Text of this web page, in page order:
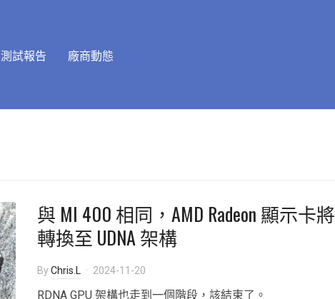
測試報告 廠商動態
與 MI 400 相同，AMD Radeon 顯示卡將
轉換至 UDNA 架構
ByChris.L 2024-11-20
RDNA GPU 架構也走到一個階段，該結束了。